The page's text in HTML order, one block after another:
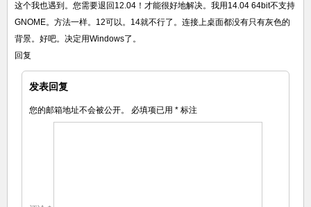
这个我也遇到。您需要退回12.04！才能很好地解决。我用14.04 64bit不支持
GNOME。方法一样。12可以。14就不行了。连接上桌面都没有只有灰色的
背景。好吧。决定用Windows了。
回复
发表回复
您的邮箱地址不会被公开。 必填项已用 * 标注